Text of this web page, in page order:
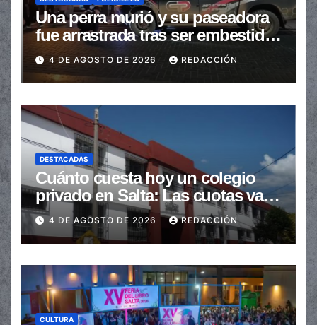
Una perra murió y su paseadora
fue arrastrada tras ser embestidas
en la senda peatonal
4 DE AGOSTO DE 2026 REDACCIÓN
DESTACADAS
Cuánto cuesta hoy un colegio
privado en Salta: Las cuotas van
de $110.000 a más de $600.000
4 DE AGOSTO DE 2026 REDACCIÓN
CULTURA